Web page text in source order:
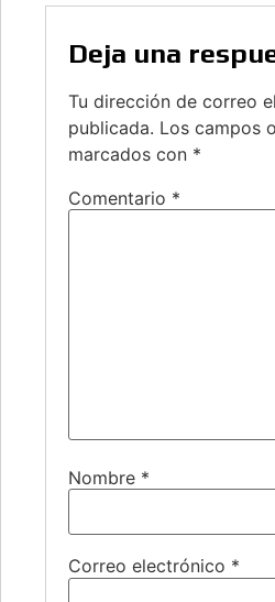
Deja una
Tu dirección de correo
publicada. Los campos
marcados con *
Comentario *
Nombre *
Correo electrónico *